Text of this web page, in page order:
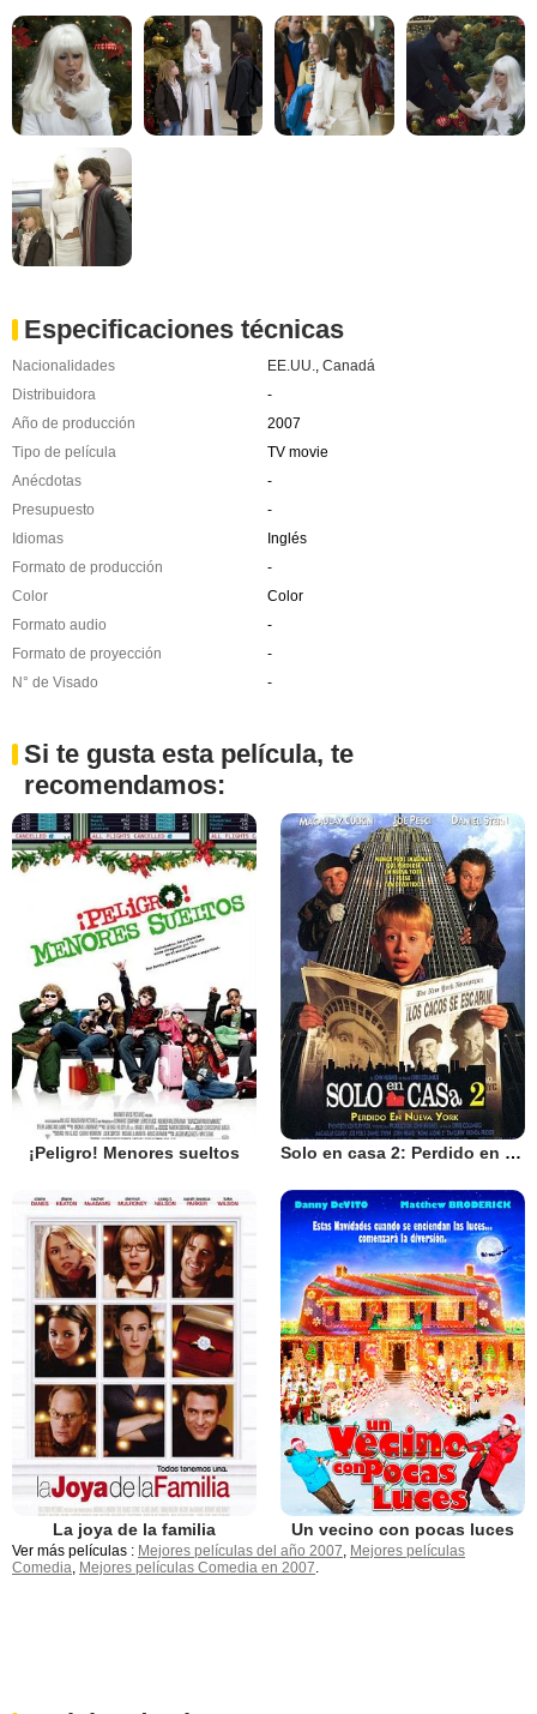
Especificaciones técnicas
Nacionalidades EE.UU., Canadá
Distribuidora
-
Año de producción
2007
Tipo de película
TV movie
Anécdotas
-
Presupuesto
-
Idiomas
Inglés
Formato de producción
-
Color
Color
Formato audio
-
Formato de proyección
-
N° de Visado
-
Si te gusta esta película, te
recomendamos:
¡Peligro! Menores sueltos Solo en casa 2: Perdido en Nueva York
La joya de la familia Un vecino con pocas luces
Ver más películas : Mejores películas del año 2007 Mejores películas
Comedia Mejores películas Comedia en 2007